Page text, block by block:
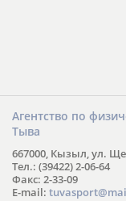
Агентство по
Тыва
667000, Кызыл, ул.
Тел.: (39422) 2-06-64
Факс: 2-33-09
E-mail: